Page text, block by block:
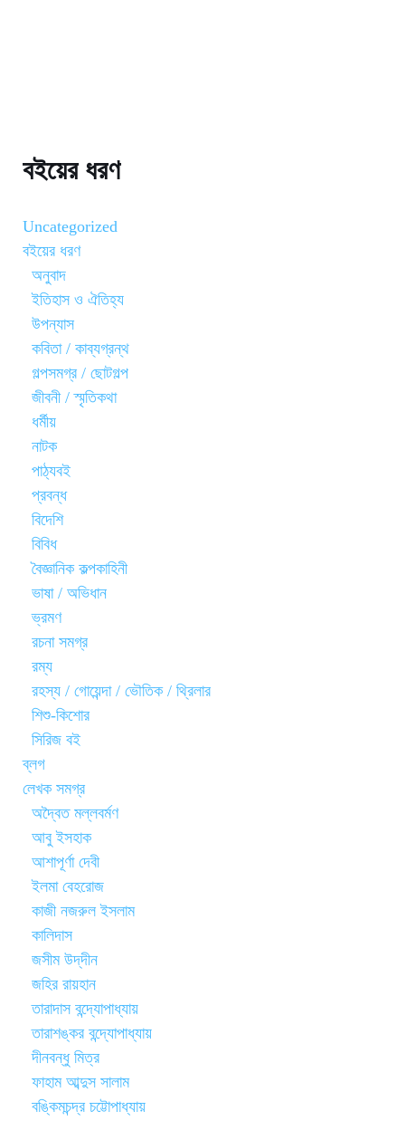
বইয়ের ধরণ
Uncategorized
বইয়ের ধরণ
অনুবাদ
ইতিহাস ও ঐতিহ্য
উপন্যাস
কবিতা / কাব্যগ্রন্থ
গল্পসমগ্র / ছোটগল্প
জীবনী / স্মৃতিকথা
ধর্মীয়
নাটক
পাঠ্যবই
প্রবন্ধ
বিদেশি
বিবিধ
বৈজ্ঞানিক কল্পকাহিনী
ভাষা / অভিধান
ভ্রমণ
রচনা সমগ্র
রম্য
রহস্য / গোয়েন্দা / ভৌতিক / থ্রিলার
শিশু-কিশোর
সিরিজ বই
ব্লগ
লেখক সমগ্র
অদ্বৈত মল্লবর্মণ
আবু ইসহাক
আশাপূর্ণা দেবী
ইলমা বেহরোজ
কাজী নজরুল ইসলাম
কালিদাস
জসীম উদ্‌দীন
জহির রায়হান
তারাদাস বন্দ্যোপাধ্যায়
তারাশঙ্কর বন্দ্যোপাধ্যায়
দীনবন্ধু মিত্র
ফাহাম আব্দুস সালাম
বঙ্কিমচন্দ্র চট্টোপাধ্যায়